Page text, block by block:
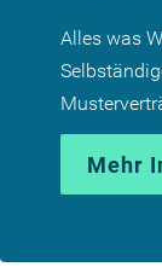
Alles was
Mehr